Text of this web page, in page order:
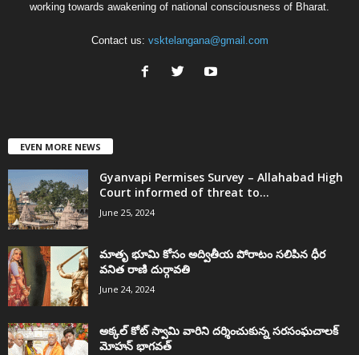
working towards awakening of national consciousness of Bharat.
Contact us: vsktelangana@gmail.com
EVEN MORE NEWS
Gyanvapi Permises Survey – Allahabad High
Court informed of threat to...
June 25, 2024
మాతృ భూమి కోసం అద్వితీయ పోరాటం సలిపిన ధీర
వనిత రాణి దుర్గావతి
June 24, 2024
అక్కల్‌ కోట్‌ స్వామి వారిని దర్శించుకున్న సరసంఘచాలక్
మోహన్ భాగవత్